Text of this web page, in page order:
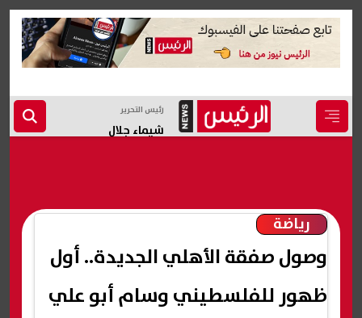
رئيس التحرير
شيماء جلال
رياضة
وصول صفقة الأهلي الجديدة.. أول
ظهور للفلسطيني وسام أبو علي